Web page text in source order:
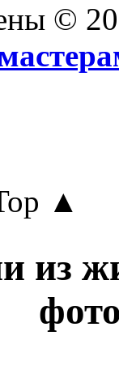
©
▲
из